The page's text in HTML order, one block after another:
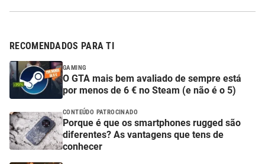
RECOMENDADOS PARA TI
GAMING
O GTA mais bem avaliado de sempre está
por menos de 6 € no Steam (e não é o 5)
CONTEÚDO PATROCINADO
Porque é que os smartphones rugged são
diferentes? As vantagens que tens de
conhecer